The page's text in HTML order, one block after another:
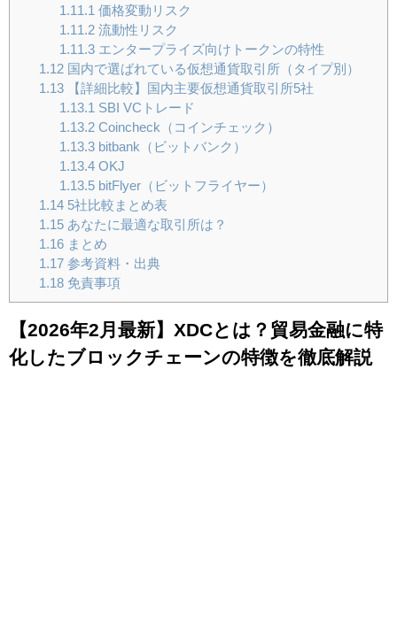
1.11.1 価格変動リスク
1.11.2流動性リスク
1.11.3エンタープライズ向けトークンの特性
1.12国内で選ばれている仮想通貨取引所（タイプ別）
1.13【詳細比較】国内主要仮想通貨取引所5社
1.13.1 SBI VCトレード
1.13.2Coincheck（コインチェック）
1.13.3bitbank（ビットバンク）
1.13.4OKJ
1.13.5bitFlyer（ビットフライヤー）
1.145社比較まとめ表
1.15あなたに最適な取引所は？
1.16まとめ
1.17参考資料・出典
1.18免責事項
【2026年2月最新】XDCとは？貿易金融に特
化したブロックチェーンの特徴を徹底解説